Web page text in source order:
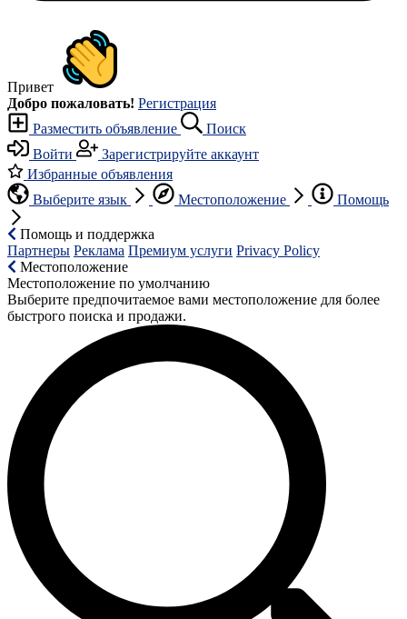
Привет
Добро пожаловать! Регистрация
Разместить объявление
Поиск
Войти
Зарегистрируйте аккаунт
Избранные объявления
Выберите язык
Местоположение Помощь
Помощь и поддержка
Партнеры Реклама Премиум услуги Privacy Policy
Местоположение
Местоположение по умолчанию
Выберите предпочитаемое вами местоположение для более
быстрого поиска и продажи.